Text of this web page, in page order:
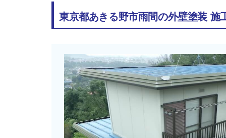
東京都あきる野市雨間の外壁塗装 施